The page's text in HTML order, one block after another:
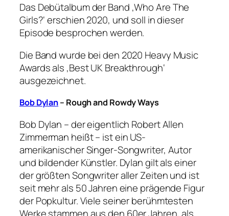
Das Debütalbum der Band ‚Who Are The
Girls?‘ erschien 2020, und soll in dieser
Episode besprochen werden.
Die Band wurde bei den 2020 Heavy Music
Awards als ‚Best UK Breakthrough‘
ausgezeichnet.
Bob Dylan– Rough and Rowdy Ways
Bob Dylan – der eigentlich Robert Allen
Zimmerman heißt – ist ein US-
amerikanischer Singer-Songwriter, Autor
und bildender Künstler. Dylan gilt als einer
der größten Songwriter aller Zeiten und ist
seit mehr als 50 Jahren eine prägende Figur
der Popkultur. Viele seiner berühmtesten